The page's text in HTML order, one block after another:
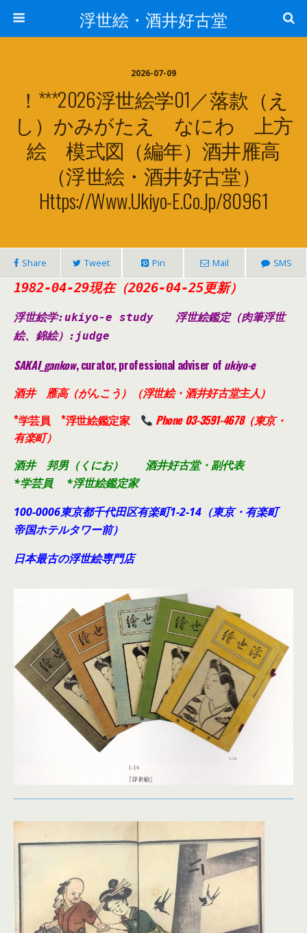
浮世絵・酒井好古堂
2026-07-09
！***2026浮世絵学01／落款（え
し）かみがたえ なにわ 上方
絵 模式図（編年）酒井雁高
（浮世絵・酒井好古堂）
Https://www.ukiyo-E.co.jp/80961
Share Tweet Pin Mail SMS
1982-04-29現在（2026-04-25更新）
浮世絵学:ukiyo-e study 浮世絵鑑定（肉筆浮世
絵、錦絵） :judge
SAKAI_gankow, curator, professional adviser of ukiyo-e
酒井 雁高（がんこう）（浮世絵・酒井好古堂主人）
*学芸員 *浮世絵鑑定家
Phone 03-3591-4678（東京・
有楽町）
酒井 邦男（くにお） 酒井好古堂・副代表
*学芸員 *浮世絵鑑定家
100-0006東京都千代田区有楽町1-2-14（東京・有楽町
帝国ホテルタワー前）
日本最古の浮世絵専門店